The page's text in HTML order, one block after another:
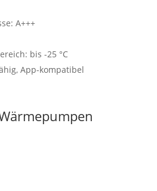
A+++
bis -25 °C
App-kompatibel